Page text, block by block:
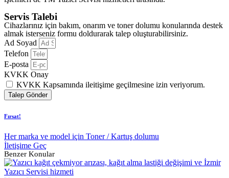
Servis Talebi
Cihazlarınız için bakım, onarım ve toner dolumu konularında destek
almak isterseniz formu doldurarak talep oluşturabilirsiniz.
Ad Soyad
Telefon
E-posta
KVKK Onay
KVKK Kapsamında ileitişime geçilmesine izin veriyorum.
Talep Gönder
Fırsat!
Her marka ve model için Toner / Kartuş dolumu
İletişime Geç
Benzer Konular